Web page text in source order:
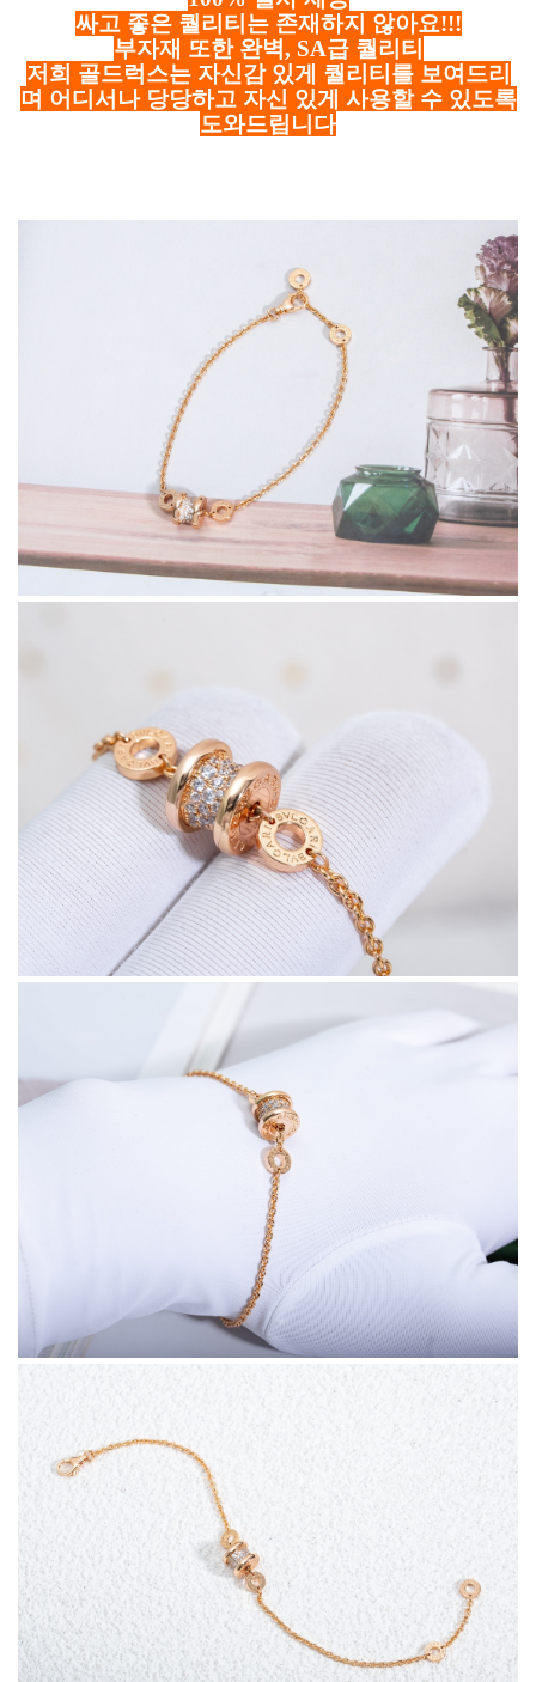
싸고 좋은 퀄리티는 존재하지 않아요!!!
부자재 또한 완벽, SA급 퀄리티
저희 골드럭스는 자신감 있게 퀄리티를 보여드리
며 어디서나 당당하고 자신 있게 사용할 수 있도록
도와드립니다